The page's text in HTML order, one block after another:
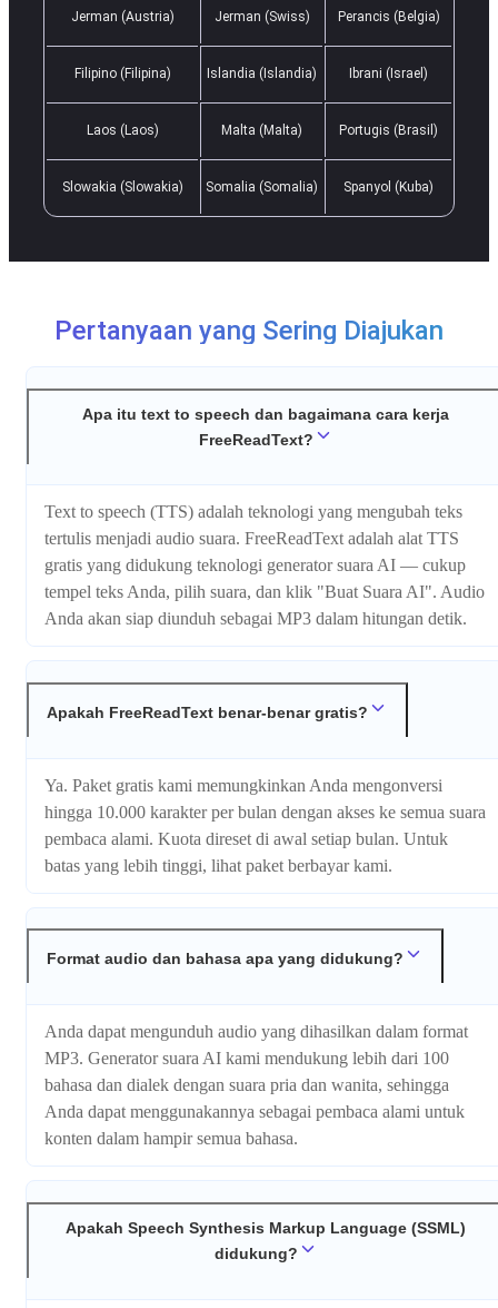
Jerman (Austria) Jerman (Swiss) Perancis (Belgia)
Filipino (Filipina) Islandia (Islandia) Ibrani (Israel)
Laos (Laos) Malta (Malta) Portugis (Brasil)
Slowakia (Slowakia) Somalia (Somalia) Spanyol (Kuba)
Pertanyaan yang Sering Diajukan
Apa itu text to speech dan bagaimana cara kerja
FreeReadText?
Text to speech (TTS) adalah teknologi yang mengubah teks
tertulis menjadi audio suara. FreeReadText adalah alat TTS
gratis yang didukung teknologi generator suara AI — cukup
tempel teks Anda, pilih suara, dan klik "Buat Suara AI". Audio
Anda akan siap diunduh sebagai MP3 dalam hitungan detik.
Apakah FreeReadText benar-benar gratis?
Ya. Paket gratis kami memungkinkan Anda mengonversi
hingga 10.000 karakter per bulan dengan akses ke semua suara
pembaca alami. Kuota direset di awal setiap bulan. Untuk
batas yang lebih tinggi, lihat paket berbayar kami.
Format audio dan bahasa apa yang didukung?
Anda dapat mengunduh audio yang dihasilkan dalam format
MP3. Generator suara AI kami mendukung lebih dari 100
bahasa dan dialek dengan suara pria dan wanita, sehingga
Anda dapat menggunakannya sebagai pembaca alami untuk
konten dalam hampir semua bahasa.
Apakah Speech Synthesis Markup Language (SSML)
didukung?